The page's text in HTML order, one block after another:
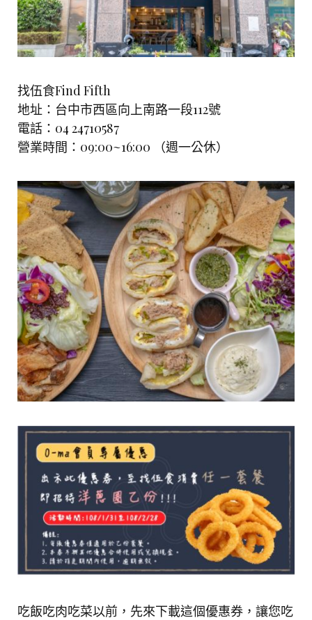
找伍食Find Fifth
地址：台中市西區向上南路一段112號
電話：04 24710587
營業時間：09:00~16:00 （週一公休）
吃飯吃肉吃菜以前，先來下載這個優惠券，讓您吃